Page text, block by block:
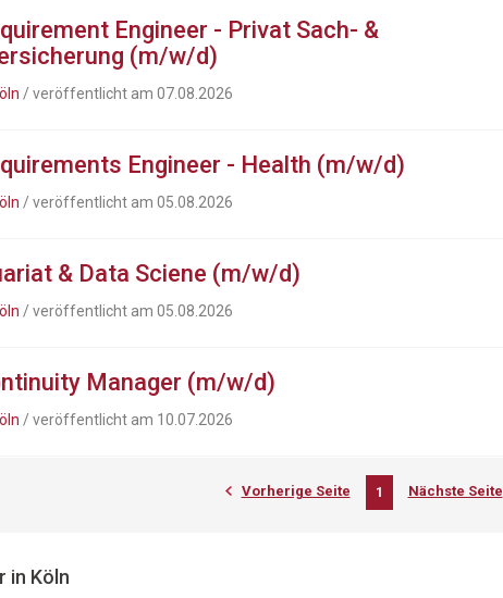
Engineer - Privat Sach- &
(m/w/d)
/ veröffentlicht am 07.08.2026
Engineer - Health (m/w/d)
/ veröffentlicht am 05.08.2026
& Data Sciene (m/w/d)
/ veröffentlicht am 05.08.2026
Manager (m/w/d)
/ veröffentlicht am 10.07.2026
Vorherige Seite 1 Nächste Seite
in Köln